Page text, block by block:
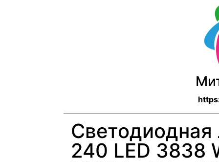
Светодиодная
240 LED 3838